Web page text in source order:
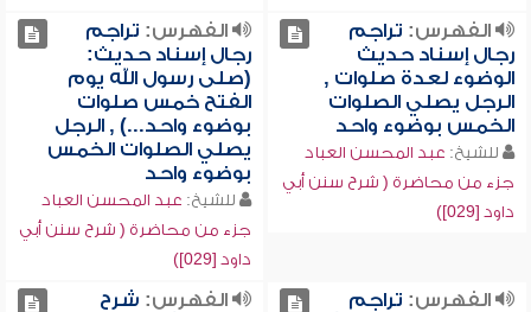
الفهرس: تراجم
رجال إسناد حديث
الوضوء لعدة صلوات ,
الرجل يصلي الصلوات
الخمس بوضوء واحد
للشيخ: عبد المحسن العباد
جزء من محاضرة ( شرح سنن أبي
داود [029])
الفهرس: تراجم
رجال إسناد حديث:
(صلى رسول الله يوم
الفتح خمس صلوات
بوضوء واحد...) , الرجل
يصلي الصلوات الخمس
بوضوء واحد
للشيخ: عبد المحسن العباد
جزء من محاضرة ( شرح سنن أبي
داود [029])
الفهرس: تراجم
الفهرس: شرح